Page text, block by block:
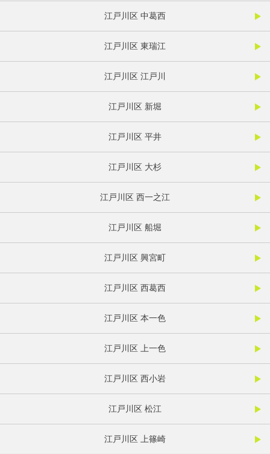
江戸川区 中葛西
江戸川区 東瑞江
江戸川区 江戸川
江戸川区 新堀
江戸川区 平井
江戸川区 大杉
江戸川区 西一之江
江戸川区 船堀
江戸川区 興宮町
江戸川区 西葛西
江戸川区 本一色
江戸川区 上一色
江戸川区 西小岩
江戸川区 松江
江戸川区 上篠崎